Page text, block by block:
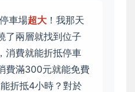
車場超大 ！我那天
了兩層就找到位子
消費就能折抵停車
費滿300元就能免費
折抵4小時？對於